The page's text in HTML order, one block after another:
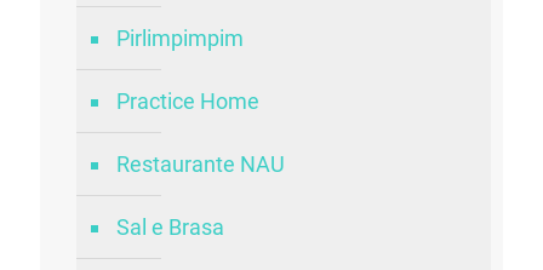
Pirlimpimpim
Practice Home
Restaurante NAU
Sal e Brasa